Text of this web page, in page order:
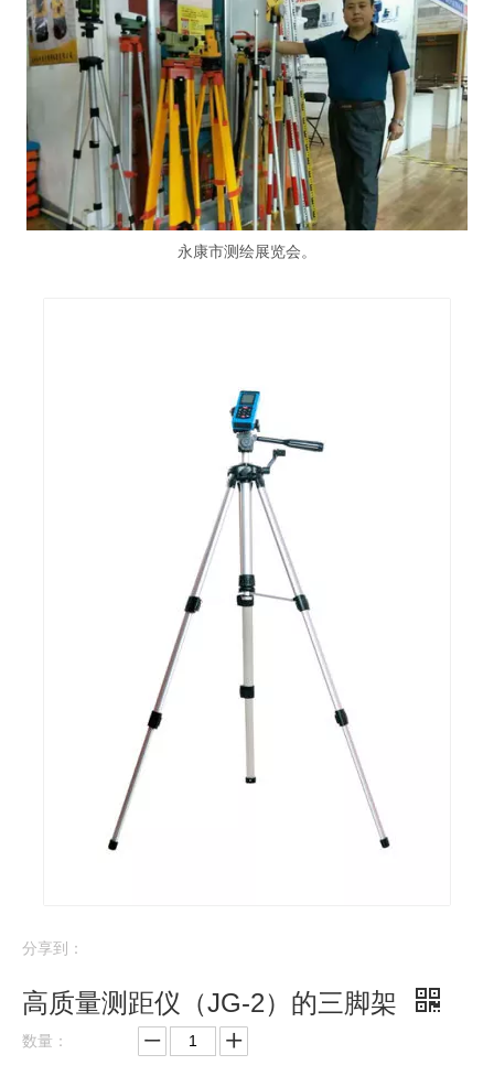
永康市测绘展览会。
分享到：
高质量测距仪（JG-2）的三脚架
数量：